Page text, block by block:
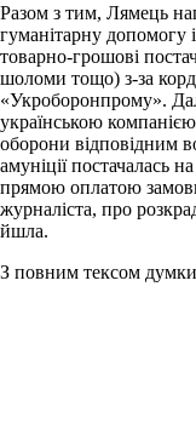
Разом з тим, Лямець
гуманітарну допомогу
товарно-грошові
шоломи тощо) з-за
«Укроборонпрому».
українською
оборони відповідним
амуніції постачалась
прямою оплатою
журналіста, про
йшла.
З повним тексом